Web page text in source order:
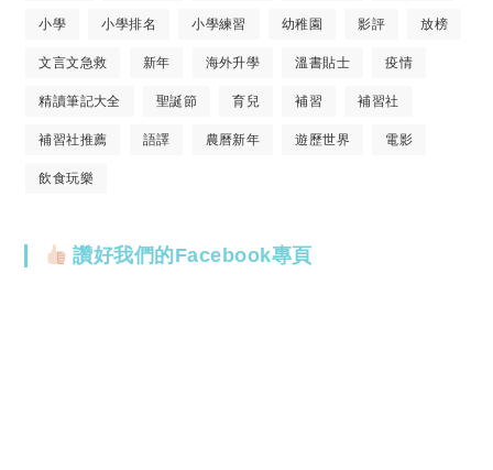
小學 小學排名 小學練習 幼稚園 影評 放榜
文言文急救 新年 海外升學 溫書貼士 疫情
精讀筆記大全 聖誕節 育兒 補習 補習社
補習社推薦 語譯 農曆新年 遊歷世界 電影
飲食玩樂
讚好我們的Facebook專頁